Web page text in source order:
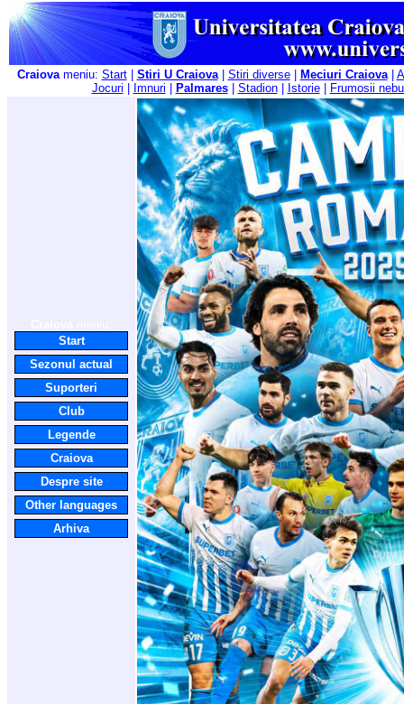
Craiovameniu: Start| Stiri U Craiova| Stiri diverse| Meciuri Craiova|
Jocuri
Imnuri Palmares| Stadion| Istorie| Frumosii
Start
Sezonul actual
Suporteri
Club
Legende
Craiova
Despre site
Other languages
Arhiva